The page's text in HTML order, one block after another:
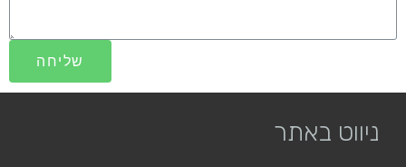
שליחה
ניווט באתר